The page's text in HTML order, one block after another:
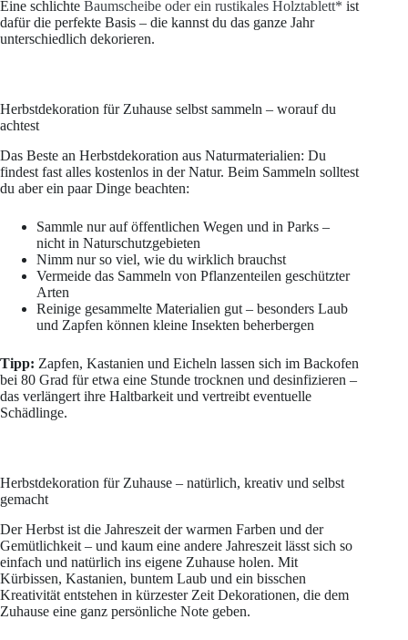
Eine schlichte Baumscheibe oder ein rustikales Holztablett* ist
dafür die perfekte Basis – die kannst du das ganze Jahr
unterschiedlich dekorieren.
Herbstdekoration für Zuhause selbst sammeln – worauf du
achtest
Das Beste an Herbstdekoration aus Naturmaterialien: Du
findest fast alles kostenlos in der Natur. Beim Sammeln solltest
du aber ein paar Dinge beachten:
Sammle nur auf öffentlichen Wegen und in Parks –
nicht in Naturschutzgebieten
Nimm nur so viel, wie du wirklich brauchst
Vermeide das Sammeln von Pflanzenteilen geschützter
Arten
Reinige gesammelte Materialien gut – besonders Laub
und Zapfen können kleine Insekten beherbergen
Tipp: Zapfen, Kastanien und Eicheln lassen sich im Backofen
bei 80 Grad für etwa eine Stunde trocknen und desinfizieren –
das verlängert ihre Haltbarkeit und vertreibt eventuelle
Schädlinge.
Herbstdekoration für Zuhause – natürlich, kreativ und selbst
gemacht
Der Herbst ist die Jahreszeit der warmen Farben und der
Gemütlichkeit – und kaum eine andere Jahreszeit lässt sich so
einfach und natürlich ins eigene Zuhause holen. Mit
Kürbissen, Kastanien, buntem Laub und ein bisschen
Kreativität entstehen in kürzester Zeit Dekorationen, die dem
Zuhause eine ganz persönliche Note geben.